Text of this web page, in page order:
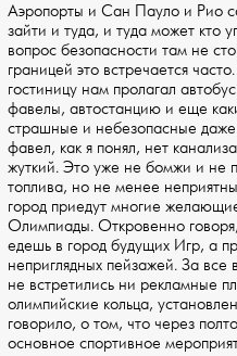
Аэропорты и Сан Пауло и Рио
зайти и туда, и туда может кто
вопрос безопасности там не
границей это встречается
гостиницу нам пролагал
фавелы, автостанцию и еще
страшные и небезопасные даже
фавел, как я понял, нет
жуткий. Это уже не бомжи и не
топлива, но не менее
город приедут многие
Олимпиады. Откровенно
едешь в город будущих Игр, а
неприглядных пейзажей. За все
не встретились ни рекламные
олимпийские кольца,
говорило, о том, что через
основное спортивное